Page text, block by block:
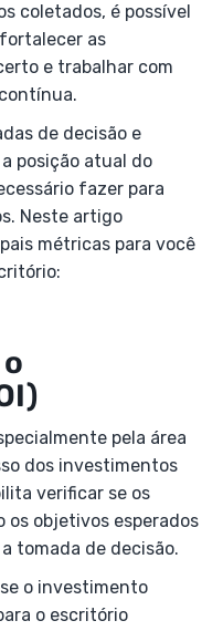
coletados, é possível
as
e trabalhar com
de decisão e
posição atual do
fazer para
Neste artigo
métricas para você
pela área
dos investimentos
verificar se os
objetivos esperados
tomada de decisão.
o investimento
o escritório